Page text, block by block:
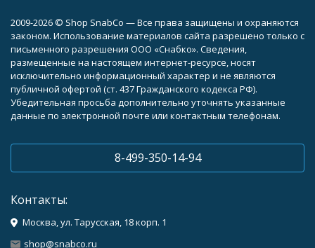
2009-2026 © Shop SnabCo — Все права защищены и охраняются
законом. Использование материалов сайта разрешено только с
письменного разрешения ООО «Снабко». Сведения,
размещенные на настоящем интернет-ресурсе, носят
исключительно информационный характер и не являются
публичной офертой (ст. 437 Гражданского кодекса РФ).
Убедительная просьба дополнительно уточнять указанные
данные по электронной почте или контактным телефонам.
8-499-350-14-94
Контакты:
Москва, ул. Тарусская, 18 корп. 1
shop@snabco.ru